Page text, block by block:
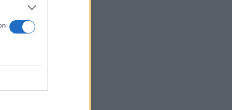
δρόμο
μας να
την